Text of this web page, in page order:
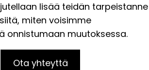
lisää teidän tarpeistanne
miten voisimme
onnistumaan muutoksessa.
Ota yhteyttä